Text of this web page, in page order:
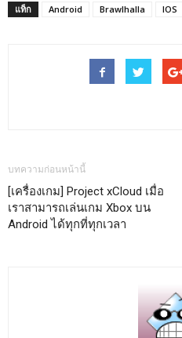
แท็ก
Android Brawlhalla IOS
บทความก่อนหน้านี้
[เครื่องเกม] Project xCloud เมื่อ
เราสามารถเล่นเกม Xbox บน
Android ได้ทุกที่ทุกเวลา